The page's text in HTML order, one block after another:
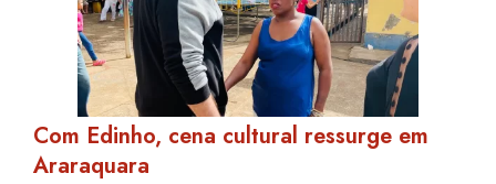
Com Edinho, cena cultural ressurge em
Araraquara